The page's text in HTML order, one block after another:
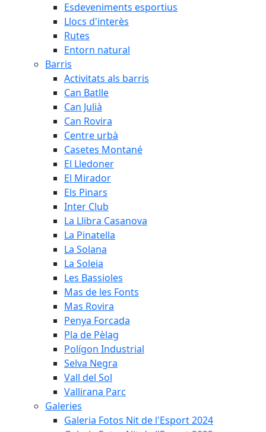
Esdeveniments esportius
Llocs d'interès
Rutes
Entorn natural
Barris
Activitats als barris
Can Batlle
Can Julià
Can Rovira
Centre urbà
Casetes Montané
El Lledoner
El Mirador
Els Pinars
Inter Club
La Llibra Casanova
La Pinatella
La Solana
La Soleia
Les Bassioles
Mas de les Fonts
Mas Rovira
Penya Forcada
Pla de Pèlag
Polígon Industrial
Selva Negra
Vall del Sol
Vallirana Parc
Galeries
Galeria Fotos Nit de l'Esport 2024